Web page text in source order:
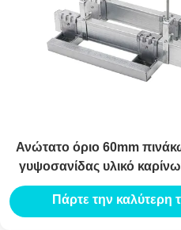
Ανώτατο όριο 60mm
γυψοσανίδας υλικό
εσωτερική
Πάρτε την καλύτερη